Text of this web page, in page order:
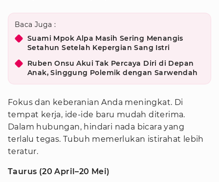
Baca Juga :
Suami Mpok Alpa Masih Sering Menangis
Setahun Setelah Kepergian Sang Istri
Ruben Onsu Akui Tak Percaya Diri di Depan
Anak, Singgung Polemik dengan Sarwendah
Fokus dan keberanian Anda meningkat. Di
tempat kerja, ide-ide baru mudah diterima.
Dalam hubungan, hindari nada bicara yang
terlalu tegas. Tubuh memerlukan istirahat lebih
teratur.
Taurus (20 April–20 Mei)